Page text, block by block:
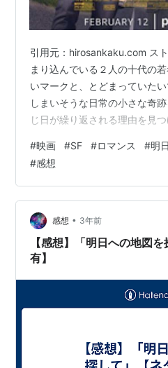
引用元：hirosankaku.com ス
まり込んでいる２人の十代の
いマークと、とどまっていた
しまいそうな日常の小さな奇
じ日が繰り返される理由を見
引用元：https://filmarks.com/
プにはまった2人の若い男女を
1日を繰り返している青年マー
方法もわからず、永遠と続く
いた。そんなある日、見慣れた
#映画 #SF #ロマンス #明
#感想
感想 • 3年前
【感想】「明日への地図
有】